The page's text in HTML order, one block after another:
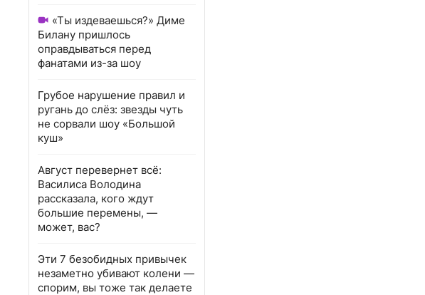
«Ты издеваешься?» Диме
Билану пришлось
оправдываться перед
фанатами из-за шоу
Грубое нарушение правил и
ругань до слёз: звезды чуть
не сорвали шоу «Большой
куш»
Август перевернет всё:
Василиса Володина
рассказала, кого ждут
большие перемены, —
может, вас?
Эти 7 безобидных привычек
незаметно убивают колени —
спорим, вы тоже так делаете